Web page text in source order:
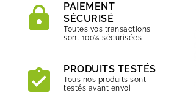
PAIEMENT
SÉCURISÉ
Toutes vos transactions
sont 100% sécurisées
PRODUITS TESTÉS
Tous nos produits sont
testés avant envoi